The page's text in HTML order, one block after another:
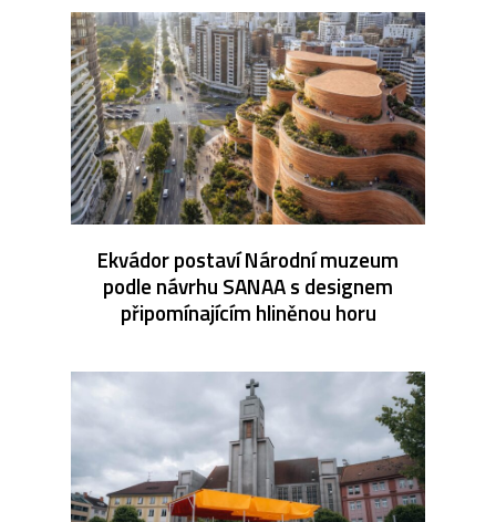
Ekvádor postaví Národní muzeum
podle návrhu SANAA s designem
připomínajícím hliněnou horu